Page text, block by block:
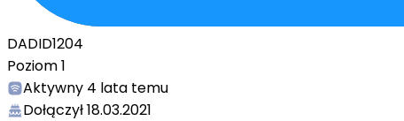
DADID1204
Poziom1
Aktywny 4 lata temu
Dołączył18.03.2021